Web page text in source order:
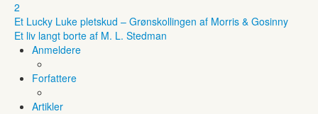
2
Et Lucky Luke pletskud – Grønskollingen af Morris & Gosinny
Et liv langt borte af M. L. Stedman
Anmeldere
Forfattere
Artikler